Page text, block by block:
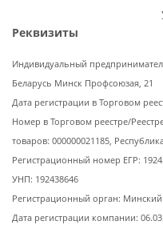
Реквизиты
Индивидуальный
Беларусь Минск Профсоюзая, 21
Дата регистрации в Торговом
Номер в Торговом реестре/
товаров: 000000021185,
Регистрационный номер ЕГР:
УНП: 192438646
Регистрационный орган:
Дата регистрации компании: